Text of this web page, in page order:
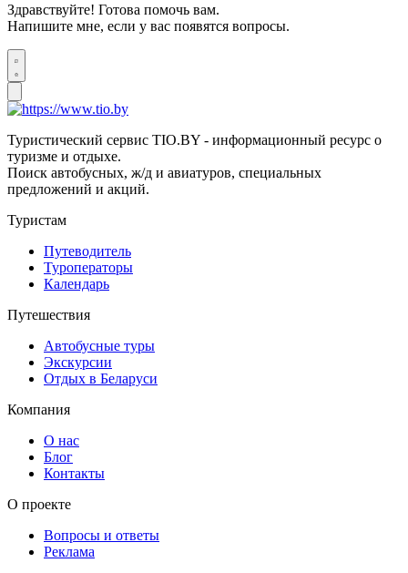
Здравствуйте! Готова помочь вам.
Напишите мне, если у вас появятся вопросы.
Туристический сервис TIO.BY - информационный ресурс о
туризме и отдыхе.
Поиск автобусных, ж/д и авиатуров, специальных
предложений и акций.
Туристам
Путеводитель
Туроператоры
Календарь
Путешествия
Автобусные туры
Экскурсии
Отдых в Беларуси
Компания
О нас
Блог
Контакты
О проекте
Вопросы и ответы
Реклама